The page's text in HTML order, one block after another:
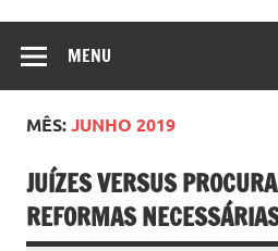
MENU
MÊS:JUNHO 2019
JUÍZES VERSUS
REFORMAS